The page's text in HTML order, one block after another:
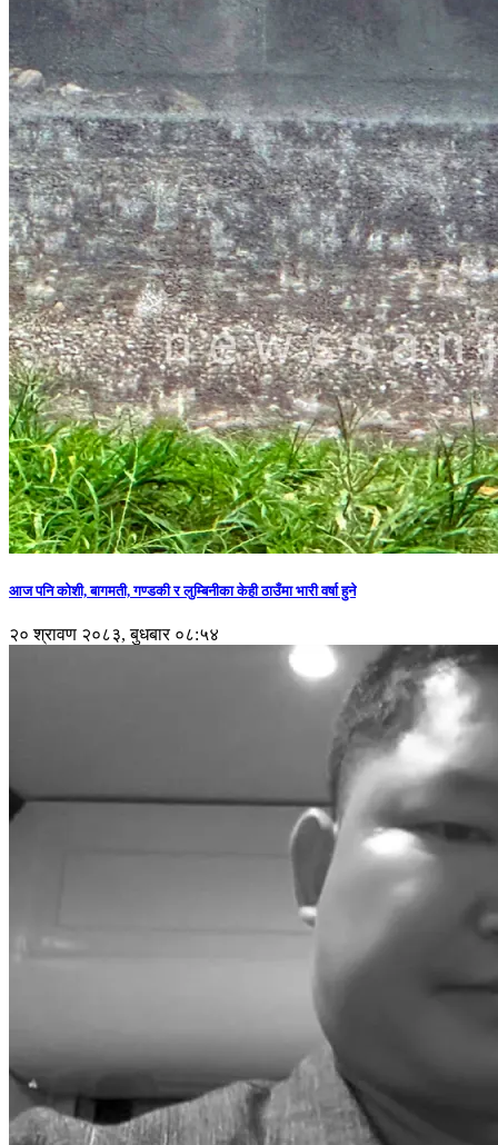
आज पनि कोशी, बागमती, गण्डकी र लुम्बिनीका केही ठाउँमा भारी वर्षा हुने
२० श्रावण २०८३, बुधबार ०८:५४